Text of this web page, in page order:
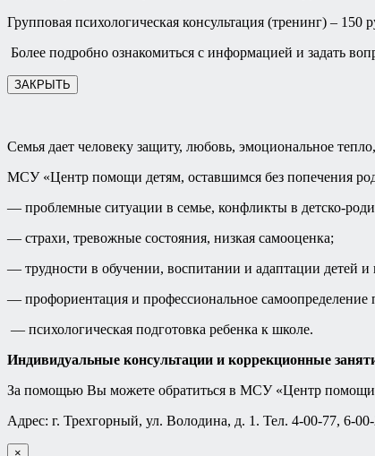
Групповая психологическая консультация (тренинг) – 150
Более подробно ознакомиться с информацией и задать
ЗАКРЫТЬ
Семья дает человеку защиту, любовь, эмоциональное
МСУ «Центр помощи детям, оставшимся без попечения
— проблемные ситуации в семье, конфликты в детско-
— страхи, тревожные состояния, низкая самооценка;
— трудности в обучении, воспитании и адаптации детей и
— профориентация и профессиональное самоопределение
— психологическая подготовка ребенка к школе.
Индивидуальные консультации и коррекционные
За помощью Вы можете обратиться в МСУ «Центр помощи
Адрес: г. Трехгорный, ул. Володина, д. 1. Тел. 4-00-77, 6-
×